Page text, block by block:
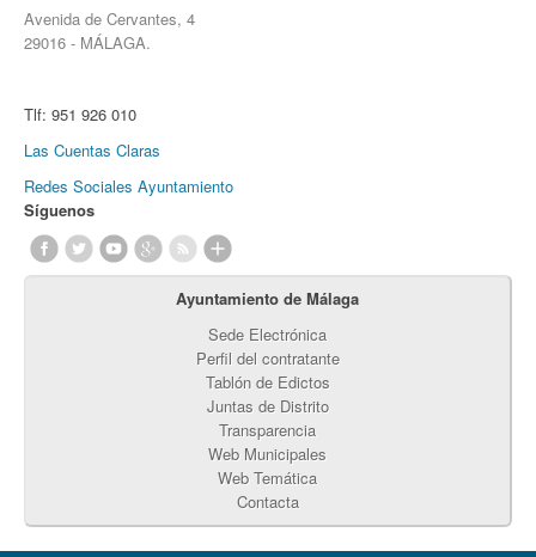
Avenida de Cervantes, 4
29016 - MÁLAGA.
Tlf: 951 926 010
Las Cuentas Claras
Redes Sociales Ayuntamiento
Síguenos
Ayuntamiento de Málaga
Sede Electrónica
Perfil del contratante
Tablón de Edictos
Juntas de Distrito
Transparencia
Web Municipales
Web Temática
Contacta